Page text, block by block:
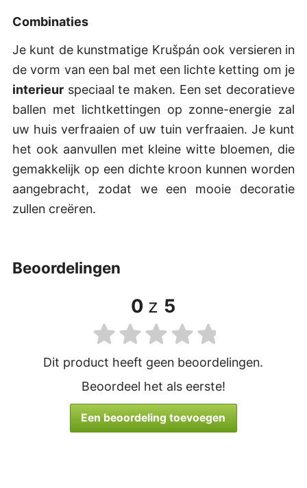
Combinaties
Je kunt de kunstmatige Krušpán ook versieren in
de vorm van een bal met een lichte ketting om je
interieurspeciaal te maken. Een set decoratieve
ballen met lichtkettingen op zonne-energie zal
uw huis verfraaien of uw tuin verfraaien. Je kunt
het ook aanvullen met kleine witte bloemen, die
gemakkelijk op een dichte kroon kunnen worden
aangebracht, zodat we een mooie decoratie
zullen creëren.
beoordelingen
0 z 5
Dit product heeft geen beoordelingen.
Beoordeel het als eerste!
Een beoordeling toevoegen